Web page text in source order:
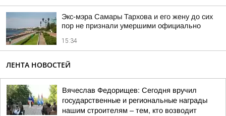
Экс-мэра Самары Тархова и его жену до сих
пор не признали умершими официально
15:34
ЛЕНТА НОВОСТЕЙ
Вячеслав Федорищев: Сегодня вручил
государственные и региональные награды
нашим строителям – тем, кто возводит